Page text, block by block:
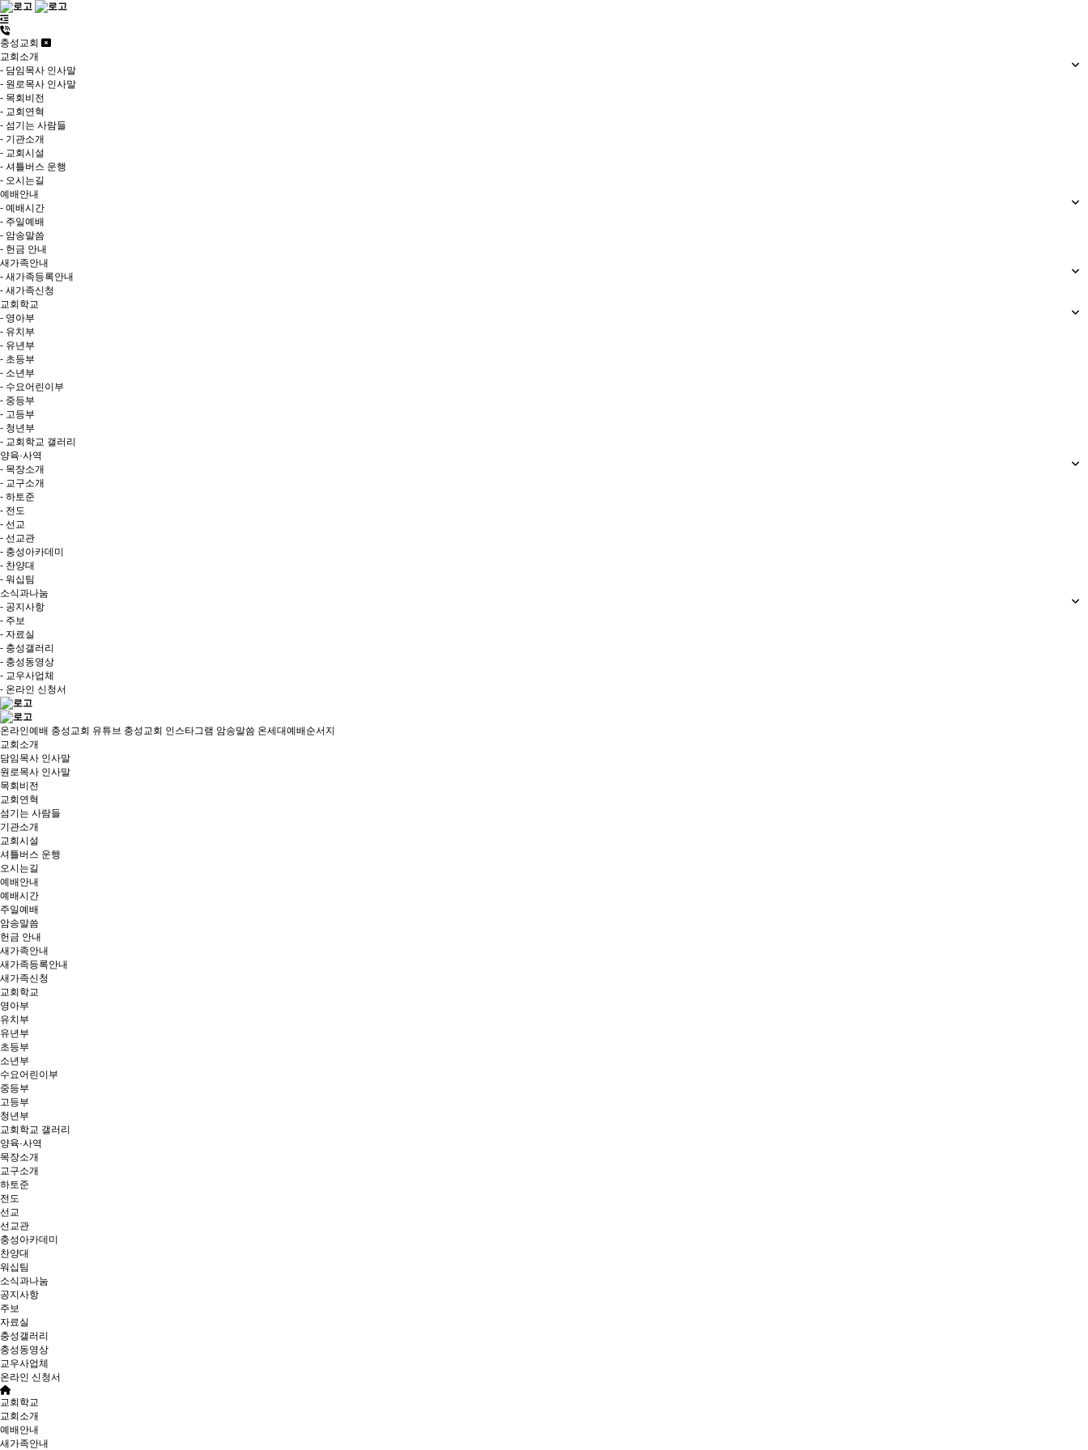
충성교회
교회소개
- 담임목사 인사말
- 원로목사 인사말
- 목회비전
- 교회연혁
- 섬기는 사람들
- 기관소개
- 교회시설
- 셔틀버스 운행
- 오시는길
예배안내
- 예배시간
- 주일예배
- 암송말씀
- 헌금 안내
새가족안내
- 새가족등록안내
- 새가족신청
교회학교
- 영아부
- 유치부
- 유년부
- 초등부
- 소년부
- 수요어린이부
- 중등부
- 고등부
- 청년부
- 교회학교 갤러리
양육·사역
- 목장소개
- 교구소개
- 하토준
- 전도
- 선교
- 선교관
- 충성아카데미
- 찬양대
- 워십팀
소식과나눔
- 공지사항
- 주보
- 자료실
- 충성갤러리
- 충성동영상
- 교우사업체
- 온라인 신청서
온라인예배 충성교회 유튜브 충성교회 인스타그램 암송말씀 온세대예배순서지
교회소개
담임목사 인사말
원로목사 인사말
목회비전
교회연혁
섬기는 사람들
기관소개
교회시설
셔틀버스 운행
오시는길
예배안내
예배시간
주일예배
암송말씀
헌금 안내
새가족안내
새가족등록안내
새가족신청
교회학교
영아부
유치부
유년부
초등부
소년부
수요어린이부
중등부
고등부
청년부
교회학교 갤러리
양육·사역
목장소개
교구소개
하토준
전도
선교
선교관
충성아카데미
찬양대
워십팀
소식과나눔
공지사항
주보
자료실
충성갤러리
충성동영상
교우사업체
온라인 신청서
교회학교
교회소개
예배안내
새가족안내